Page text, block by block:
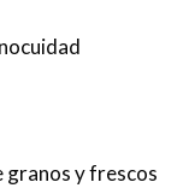
y frescos